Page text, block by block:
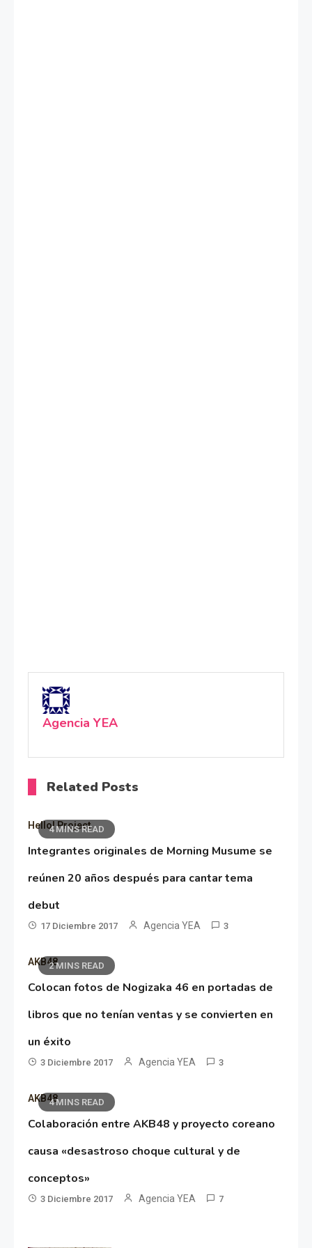
Agencia YEA
Related Posts
4 MINS READ
Hello! Project
Integrantes originales de Morning Musume se
reúnen 20 años después para cantar tema
debut
17 Diciembre 2017 Agencia YEA 3
2 MINS READ
AKB48
Colocan fotos de Nogizaka 46 en portadas de
libros que no tenían ventas y se convierten en
un éxito
3 Diciembre 2017 Agencia YEA 3
4 MINS READ
AKB48
Colaboración entre AKB48 y proyecto coreano
causa «desastroso choque cultural y de
conceptos»
3 Diciembre 2017 Agencia YEA 7